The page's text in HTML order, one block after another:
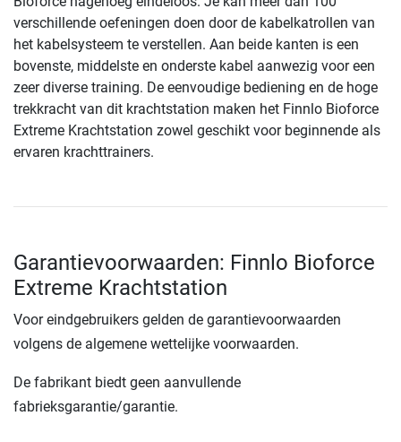
verschillende oefeningen doen door de kabelkatrollen van
het kabelsysteem te verstellen. Aan beide kanten is een
bovenste, middelste en onderste kabel aanwezig voor een
zeer diverse training. De eenvoudige bediening en de hoge
trekkracht van dit krachtstation maken het Finnlo Bioforce
Extreme Krachtstation zowel geschikt voor beginnende als
ervaren krachttrainers.
Garantievoorwaarden: Finnlo Bioforce
Extreme Krachtstation
Voor eindgebruikers gelden de garantievoorwaarden
volgens de algemene wettelijke voorwaarden.
De fabrikant biedt geen aanvullende
fabrieksgarantie/garantie.